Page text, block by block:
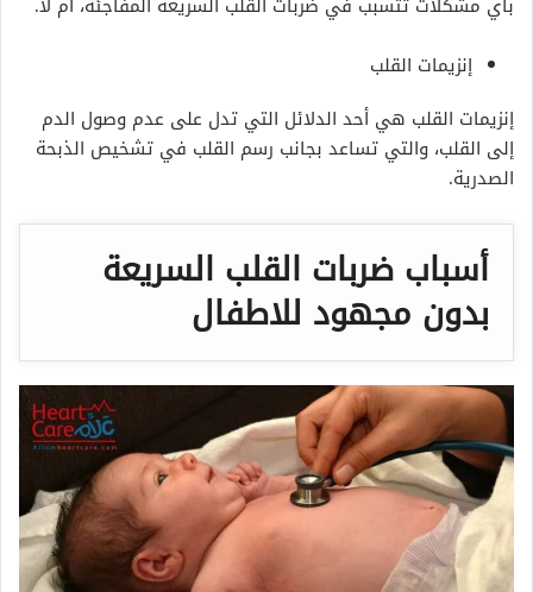
إنزيمات القلب
إنزيمات القلب هي أحد الدلائل التي تدل على عدم وصول الدم
إلى القلب، والتي تساعد بجانب رسم القلب في تشخيص الذبحة
الصدرية.
أسباب ضربات القلب السريعة
بدون مجهود للاطفال